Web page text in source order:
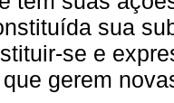
sua
se e
gerem